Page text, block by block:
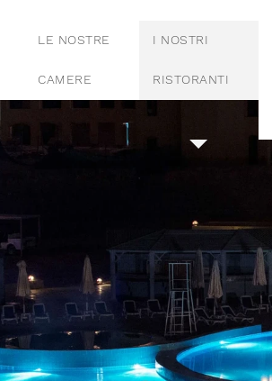
LE NOSTRE
CAMERE
I NOSTRI
RISTORANTI